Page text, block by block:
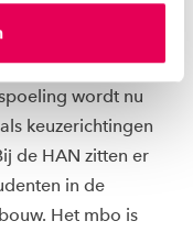
kun je ook zelf
Je kunt je
via
om meer
bedrijven in
de urgentie er
wordt nu
keuzerichtingen
de HAN zitten er
in de
Het mbo is